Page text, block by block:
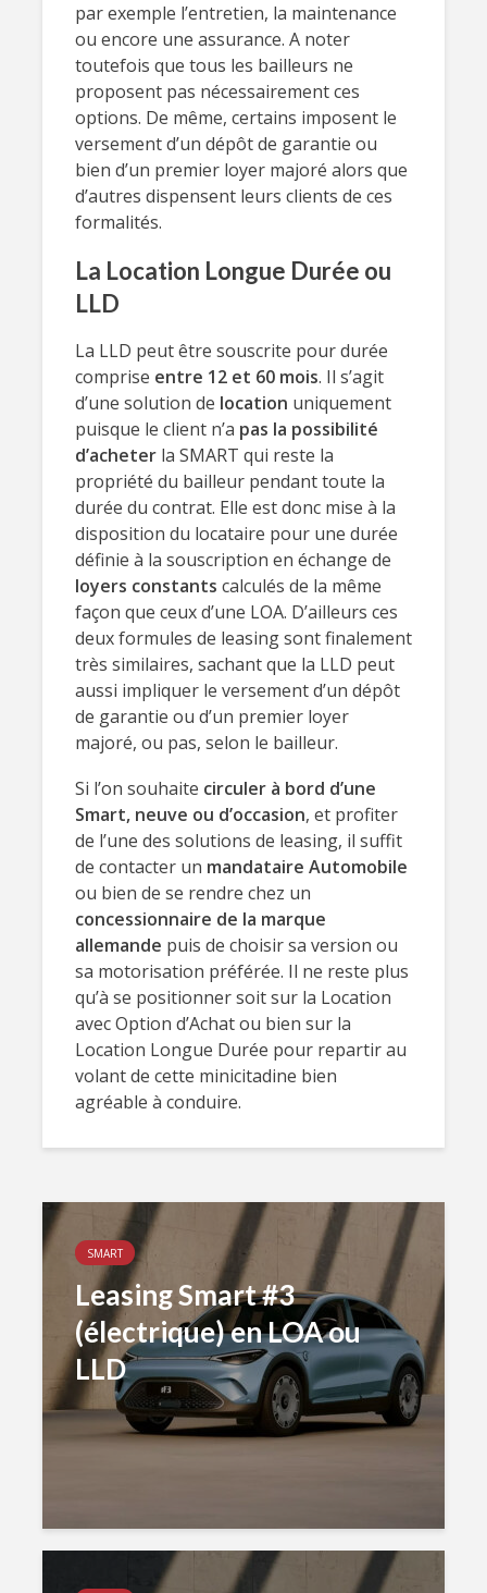
par exemple l’entretien, la maintenance
ou encore une assurance. A noter
toutefois que tous les bailleurs ne
proposent pas nécessairement ces
options. De même, certains imposent le
versement d’un dépôt de garantie ou
bien d’un premier loyer majoré alors que
d’autres dispensent leurs clients de ces
formalités.
La Location Longue Durée ou
LLD
La LLD peut être souscrite pour durée
comprise entre 12 et 60 mois. Il s’agit
d’une solution de location uniquement
puisque le client n’a pas la possibilité
d’acheter la SMART qui reste la
propriété du bailleur pendant toute la
durée du contrat. Elle est donc mise à la
disposition du locataire pour une durée
définie à la souscription en échange de
loyers constants calculés de la même
façon que ceux d’une LOA. D’ailleurs ces
deux formules de leasing sont finalement
très similaires, sachant que la LLD peut
aussi impliquer le versement d’un dépôt
de garantie ou d’un premier loyer
majoré, ou pas, selon le bailleur.
Si l’on souhaite circuler à bord d’une
Smart, neuve ou d’occasion, et profiter
de l’une des solutions de leasing, il suffit
de contacter un mandataire Automobile
ou bien de se rendre chez un
concessionnaire de la marque
allemande puis de choisir sa version ou
sa motorisation préférée. Il ne reste plus
qu’à se positionner soit sur la Location
avec Option d’Achat ou bien sur la
Location Longue Durée pour repartir au
volant de cette minicitadine bien
agréable à conduire.
SMART
Leasing Smart #3
(électrique) en LOA ou
LLD